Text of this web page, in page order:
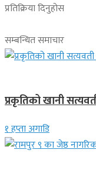
प्रतिक्रिया दिनुहोस
सम्बन्धित समाचार
प्रकृतिको खानी
१ हप्ता अगाडि